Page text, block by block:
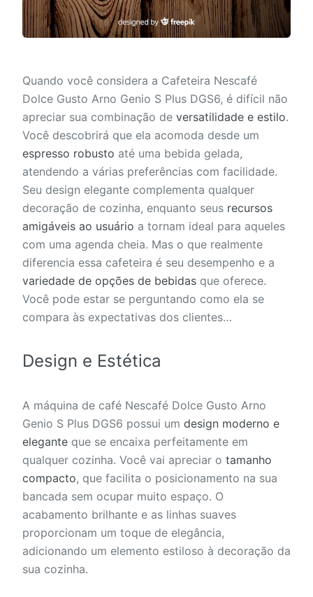
Quando você considera a Cafeteira Nescafé
Dolce Gusto Arno Genio S Plus DGS6, é difícil não
apreciar sua combinação de versatilidade e estilo.
Você descobrirá que ela acomoda desde um
espresso robusto até uma bebida gelada,
atendendo a várias preferências com facilidade.
Seu design elegante complementa qualquer
decoração de cozinha, enquanto seus recursos
amigáveis ao usuário a tornam ideal para aqueles
com uma agenda cheia. Mas o que realmente
diferencia essa cafeteira é seu desempenho e a
variedade de opções de bebidas que oferece.
Você pode estar se perguntando como ela se
compara às expectativas dos clientes…
Design e Estética
A máquina de café Nescafé Dolce Gusto Arno
Genio S Plus DGS6 possui um design moderno e
elegante que se encaixa perfeitamente em
qualquer cozinha. Você vai apreciar o tamanho
compacto, que facilita o posicionamento na sua
bancada sem ocupar muito espaço. O
acabamento brilhante e as linhas suaves
proporcionam um toque de elegância,
adicionando um elemento estiloso à decoração da
sua cozinha.